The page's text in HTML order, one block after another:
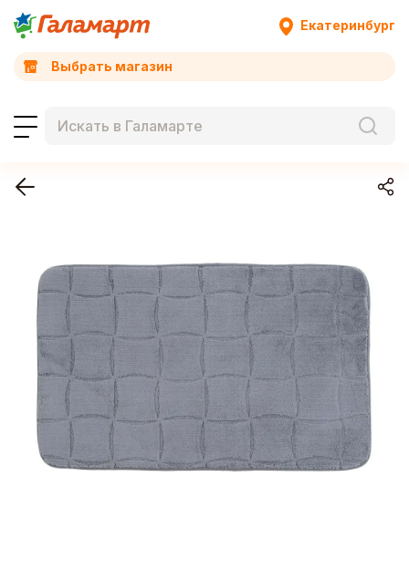
Екатеринбург
Выбрать магазин